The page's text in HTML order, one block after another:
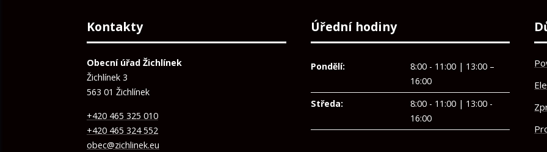
Kontakty
Obecní úřad Žichlínek
Žichlínek 3
563 01 Žichlínek
+420 465 325 010
+420 465 324 552
obec@zichlinek.eu
Úřední hodiny
Pondělí:
8:00 - 11:00 | 13:00 –
16:00
Středa:
8:00 - 11:00 | 13:00 -
16:00